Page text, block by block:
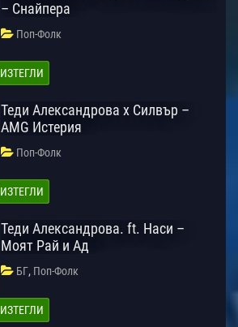
– Снайпера
Поп-Фолк
ИЗТЕГЛИ
Теди Александрова x Силвър –
AMG Истерия
Поп-Фолк
ИЗТЕГЛИ
Теди Александрова. ft. Наси –
Моят Рай и Ад
БГ, Поп-Фолк
ИЗТЕГЛИ